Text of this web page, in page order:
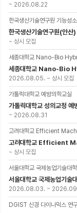
~ 2026.08.22
한국생산기술연구원 기능성
한국생산기술연구원(안산
~ 상시 모집
세종대학교 Nano-Bio
세종대학교 Nano-Bio
2026.08.05. ~ 상시 모집
가톨릭대학교 예방의학교실
가톨릭대학교 성의교정 예
~ 2026.08.31
고려대학교 Efficient
고려대학교 Efficient
~ 상시 모집
서울대학교 국제농업기술대
서울대학교 국제농업기술
2026.08.03. ~
DGIST 신경 다이나믹스 연